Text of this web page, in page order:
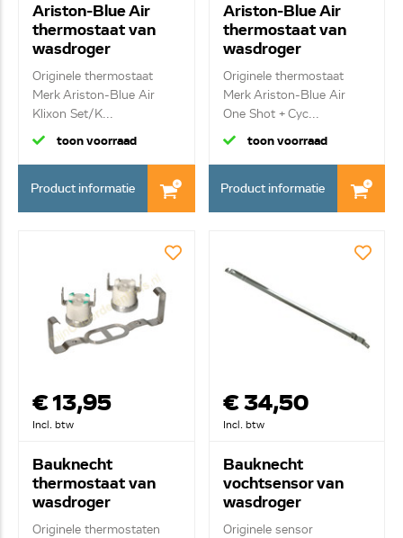
Ariston-Blue Air
thermostaat van
wasdroger
C00116598
Originele thermostaat
Merk Ariston-Blue Air
Klixon Set/K...
toon voorraad
Product informatie
Ariston-Blue Air
thermostaat van
wasdroger
C00306861
Originele thermostaat
Merk Ariston-Blue Air
One Shot + Cyc...
toon voorraad
Product informatie
€ 13,95
Incl. btw
Bauknecht
thermostaat van
wasdroger
481225928681
Originele thermostaten
€ 34,50
Incl. btw
Bauknecht
vochtsensor van
wasdroger
481227858001
Originele sensor